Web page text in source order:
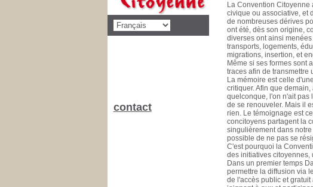
La Convention
civique ou associative, et
de nombreuses dérives
ont été, dès son origine,
diverses ont ainsi
transports, logements,
migrations, insertion, et
Même si ses formes sont
traces afin de transmettre
La mémoire est celle
critiquer. Afin que
quelconque, l'on n'ait pas
de se renouveler. Mais il
rien. Le témoignage est
concitoyens partagent la
singulièrement dans
possible de ne pas se
C'est pourquoi la
des initiatives citoyennes,
Dans un premier temps
permettre la diffusion via
de l'accès public et